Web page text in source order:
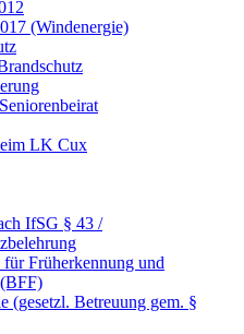
(Windenergie)
LK Cux
IfSG § 43 /
für Früherkennung und
(gesetzl. Betreuung gem. §